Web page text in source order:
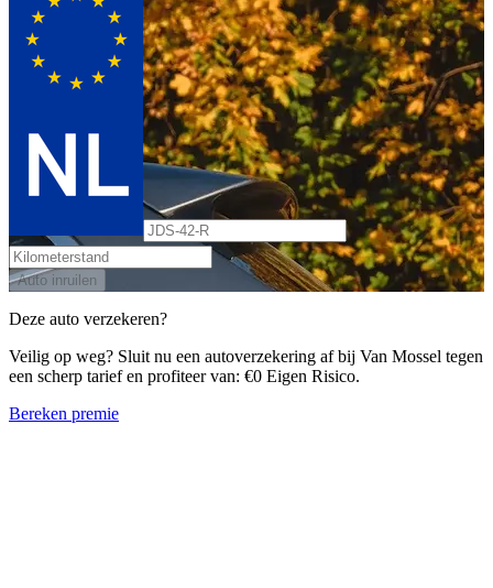
Auto inruilen
Deze auto verzekeren?
Veilig op weg? Sluit nu een autoverzekering af bij Van Mossel tegen
een scherp tarief en profiteer van: €0 Eigen Risico.
Bereken premie